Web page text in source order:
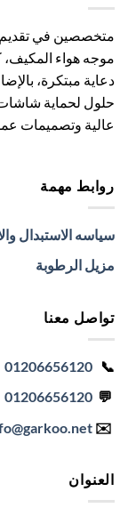
متخصصين في
موجه هواء المكيف،
دعاية مبتكرة،
حلول لحماية
عالية وتصميمات
روابط مهمة
سياسه الاستبدال
مزيل الرطوبة
تواصل معنا
📞
01206656120
💬
01206656120
✉️
@garkoo.net
العنوان